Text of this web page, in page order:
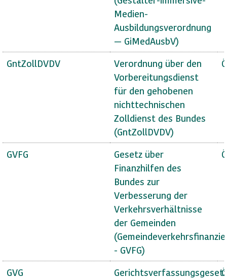
Medien-
Ausbildungsverordnung
— GiMedAusbV)
GntZollDVDV
Verordnung über den
Vorbereitungsdienst
für den gehobenen
nichttechnischen
Zolldienst des Bundes
(GntZollDVDV)
GVFG
Gesetz über
Finanzhilfen des
Bundes zur
Verbesserung der
Verkehrsverhältnisse
der Gemeinden
- GVFG)
GVG
Gerichtsverfassungsgesetz